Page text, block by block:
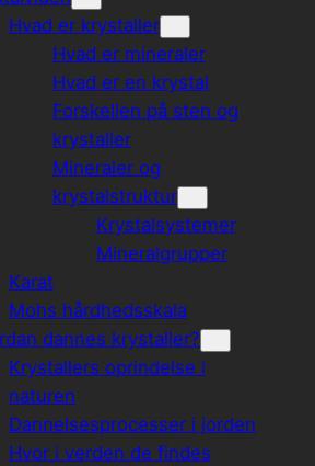
Hvad er krystaller
Hvad er mineraler
Hvad er en krystal
Forskellen på sten og
krystaller
Mineraler og
krystalstruktur
Krystalsystemer
Mineralgrupper
Karat
Mohs hårdhedsskala
dannes krystaller?
Krystallers oprindelse i
naturen
Dannelsesprocesser i jorden
Hvor i verden de findes